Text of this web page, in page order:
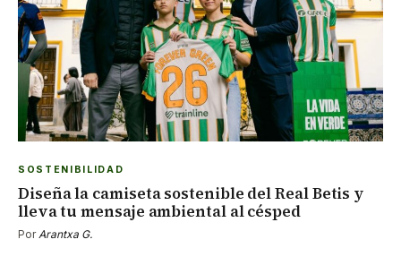
SOSTENIBILIDAD
Diseña la camiseta sostenible del Real Betis y
lleva tu mensaje ambiental al césped
Por Arantxa G.